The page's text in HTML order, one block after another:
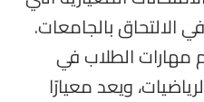
الالتحاق بالجامعات.
مهارات الطلاب في
ويعد معيارًا